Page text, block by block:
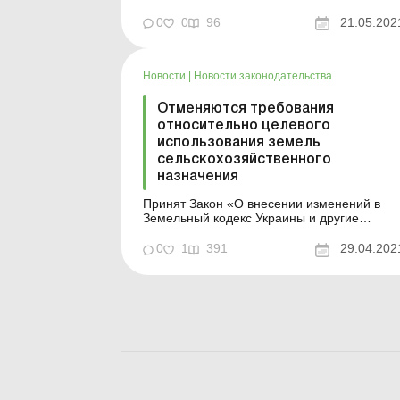
№ 453 «Об утверждении Перечня целевых
назначений, в пределах которых возможно
Украины «Об аренде гос...
0 0 96
Новости Новости законодательства
Отменяются требования
относительно целевого
использования земель
сельскохозяйственного
назначения
Принят Закон «О внесении изменений в
Земельный кодекс Украины и другие
усовершенствования системы управления
дерегуляции в сфере земельных
0 1 391